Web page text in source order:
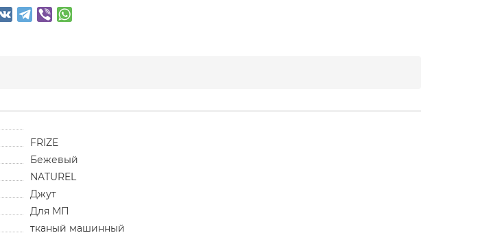
FRIZE
Бежевый
NATUREL
Джут
Для МП
тканый машинный